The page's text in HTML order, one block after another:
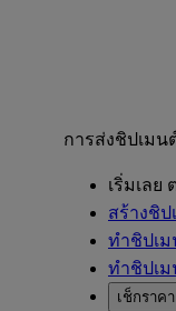
การส่งชิปเมน
เริ่มเลย
สร้างชิป
ทำชิปเม
ทำชิปเม
เช็กราค